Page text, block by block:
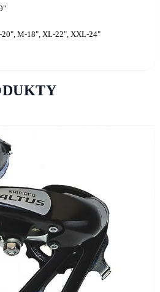
20", M-18", XL-22", XXL-24"